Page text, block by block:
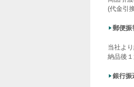
(代金引
郵便振
当社よ
納品後
銀行振